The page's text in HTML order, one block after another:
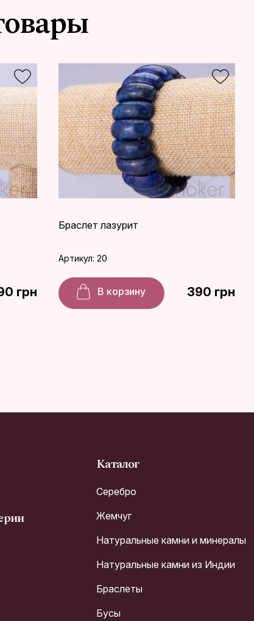
грн
Браслет лазурит
Артикул: 20
В корзину 390 грн
Каталог
Серебро
Жемчуг
Натуральные камни и минералы
Натуральные камни из Индии
Браслеты
Бусы